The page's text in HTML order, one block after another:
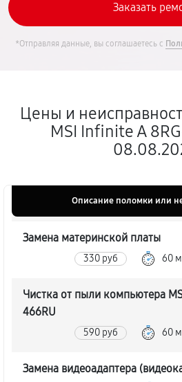
*Отправляя данные, вы соглашаетесь с
Цены и
MSI Infinite A
Описание поломки или
Замена материнской платы
330 руб 60
Чистка от пыли компьютера
466RU
590 руб 60
Замена видеоадаптера